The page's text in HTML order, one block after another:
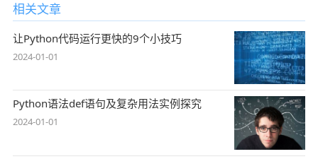
相关文章
让Python代码运行更快的9个小技巧
2024-01-01
Python语法def语句及复杂用法实例探究
2024-01-01